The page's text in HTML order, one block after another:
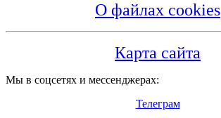
О файлах cookies
Карта сайта
Мы в соцсетях и мессенджерах:
Телеграм